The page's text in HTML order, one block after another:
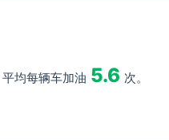
平均每辆车加油 5.6 次。